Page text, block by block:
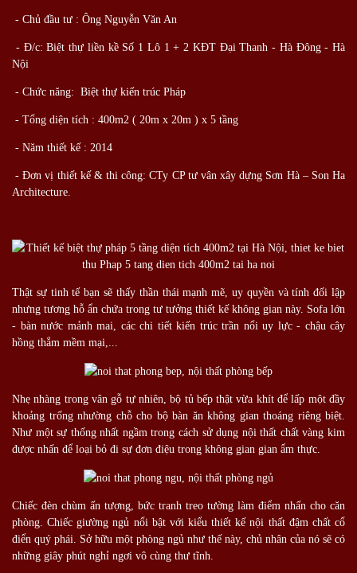
- Chủ đầu tư : Ông Nguyễn Văn An
- Đ/c: Biệt thự liền kề Số 1 Lô 1 + 2 KĐT Đại Thanh - Hà Đông - Hà
Nội
- Chức năng: Biệt thự kiến trúc Pháp
- Tổng diện tích : 400m2 ( 20m x 20m ) x 5 tầng
- Năm thiết kế : 2014
- Đơn vị thiết kế & thi công: CTy CP tư vân xây dựng Sơn Hà – Son Ha
Architecture.
Thật sự tinh tế bạn sẽ thấy thần thái mạnh mẽ, uy quyền và tính đối lập
nhưng tương hỗ ẩn chứa trong tư tưởng thiết kế không gian này. Sofa lớn
- bàn nước mảnh mai, các chi tiết kiến trúc trần nổi uy lực - chậu cây
hồng thắm mềm mại,...
Nhẹ nhàng trong vân gỗ tự nhiên, bộ tủ bếp thật vừa khít để lấp một đầy
khoảng trống nhường chỗ cho bộ bàn ăn không gian thoáng riêng biệt.
Như một sự thống nhất ngầm trong cách sử dụng nội thất chất vàng kim
được nhấn để loại bỏ đi sự đơn điệu trong không gian gian ẩm thực.
Chiếc đèn chùm ấn tượng, bức tranh treo tường làm điểm nhấn cho căn
phòng. Chiếc giường ngủ nổi bật với kiểu thiết kế nội thất đậm chất cổ
điển quý phái. Sở hữu một phòng ngủ như thế này, chủ nhân của nó sẽ có
những giây phút nghỉ ngơi vô cùng thư tĩnh.